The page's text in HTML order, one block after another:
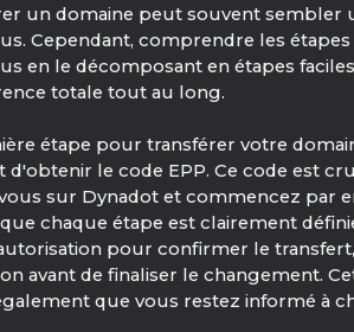
un domaine peut souvent sembler
Cependant, comprendre les
en le décomposant en étapes
totale tout au long.
étape pour transférer votre
d'obtenir le code EPP. Ce code est
sur Dynadot et commencez par
chaque étape est clairement
pour confirmer le
avant de finaliser le changement.
que vous restez informé à